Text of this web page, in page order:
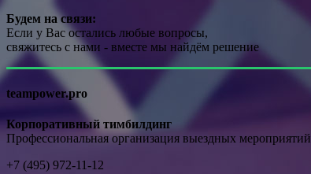
Будем на связи:
Если у Вас остались любые вопросы,
свяжитесь с нами - вместе мы найдём решение
teampower.pro
Корпоративный тимбилдинг
Профессиональная организация выездных мероприятий
+7 (495) 972-11-12